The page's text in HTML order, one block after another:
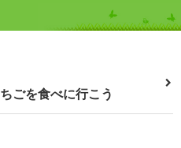
ごを食べに行こう